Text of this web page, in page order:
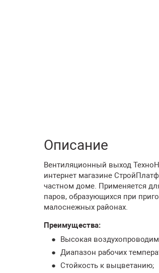
Описание
Вентиляционный выход
интернет магазине
частном доме. Применяется
паров, образующихся при
малоснежных районах.
Преимущества:
Высокая
Диапазон рабочих
Стойкость к выцветанию;